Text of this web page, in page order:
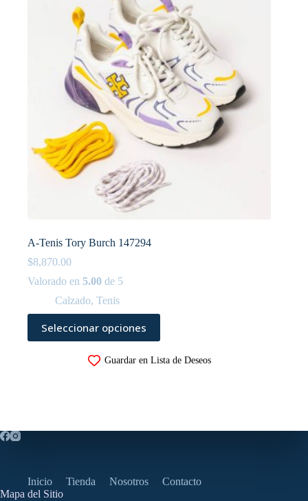
A-Tenis Tory Burch 147294
$8,870.00
Valorado en 5.00 de 5
Calzado, Tenis
Seleccionar opciones
Este
producto
tiene
elegir
de
producto
Guardar en Lista de Deseos
Inicio Tienda Nosotros
Contacto
Mapa del Sitio